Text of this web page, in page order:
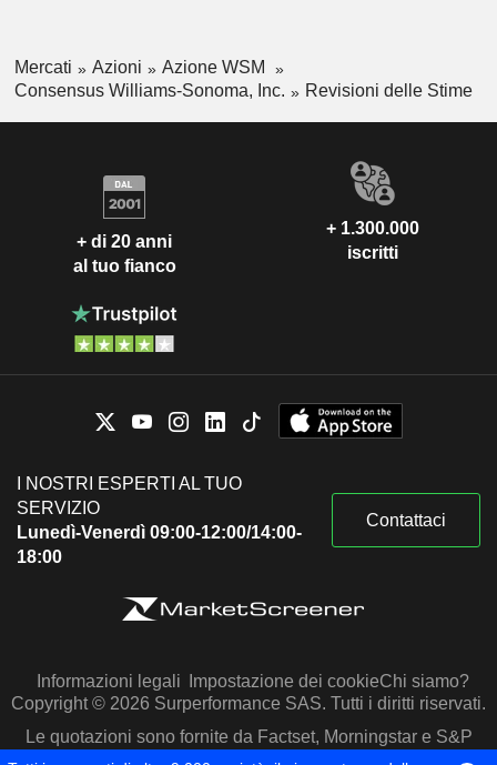
Mercati Azioni
Azione WSM
Consensus Williams-Sonoma, Inc.
Revisioni delle Stime
+ di 20 anni
al tuo fianco
+ 1.300.000
iscritti
I NOSTRI ESPERTI AL TUO
SERVIZIO
Lunedì-Venerdì 09:00-12:00/14:00-
18:00
Contattaci
Informazioni legali Impostazione dei cookieChi siamo?
Copyright © 2026 Surperformance SAS. Tutti i diritti riservati.
Le quotazioni sono fornite da Factset, Morningstar e S&P
Capital IQ